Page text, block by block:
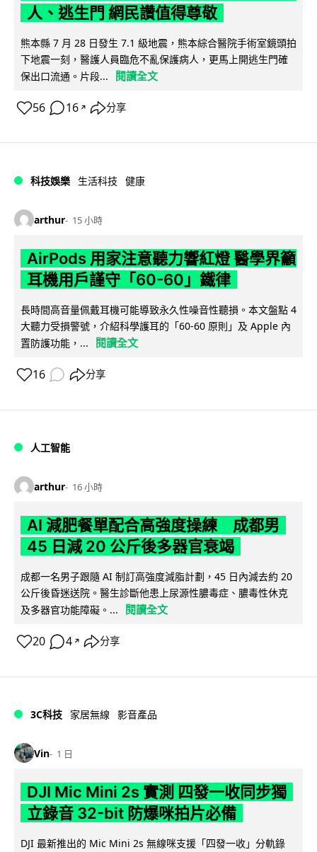
人、逃生門 網民讚值得尊敬
熊本縣 7 月 28 日發生 7.1 級地震，熊本綜合醫院手術室鏡頭拍
下地震一刻，醫護人員臨危不亂保護病人，更馬上開逃生門確
保出口流通。片段...
閱讀全文
56 16 ↗ 分享
科技娛樂 生活科技 健康
arthur 15 小時
AirPods 用家注意聽力響紅燈 醫學界籲
耳機用戶謹守「60-60」鐵律
長時間高音量佩戴耳機可能導致永久性噪音性聽損。本文盤點 4
大聽力受損警號，介紹科學護耳的「60-60 原則」及 Apple 內
置防護功能，...
閱讀全文
16 分享
人工智能
arthur 16 小時
AI 減肥餐單配合高強度操練 成都男
45 日減 20 公斤後多器官衰竭
成都一名男子跟隨 AI 制訂高強度減脂計劃，45 日內減去約 20
公斤後昏迷送院。醫生診斷他患上尿源性膿毒症、膿毒性休克
及多器官功能障礙。...
閱讀全文
20 4 ↗ 分享
3C科技 家居無線 影音產品
Vin 1 日
DJI Mic Mini 2s 實測 四發一收同步獨
立錄音 32-bit 防爆咪拍片必備
DJI 最新推出的 Mic Mini 2s 無線咪支援「四發一收」分軌錄